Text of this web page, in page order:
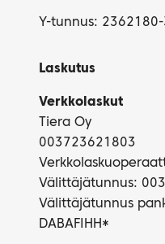
Y-tunnus: 2362180-
Laskutus
Verkkolaskut
Tiera Oy
003723621803
Välittäjätunnus:
Välittäjätunnus
DABAFIHH*